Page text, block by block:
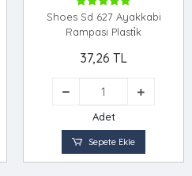
Shoes Sd 627 Ayakkabi
Rampasi Plasti̇k
37,26 TL
Adet
Sepete Ekle